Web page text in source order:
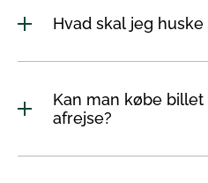
Hvad skal jeg
Kan man købe
afrejse?